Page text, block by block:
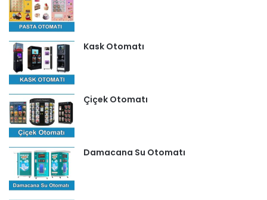
Kask Otomatı
Çiçek Otomatı
Damacana Su Otomatı